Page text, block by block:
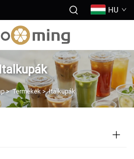
HU
>Termékek>Italkupák